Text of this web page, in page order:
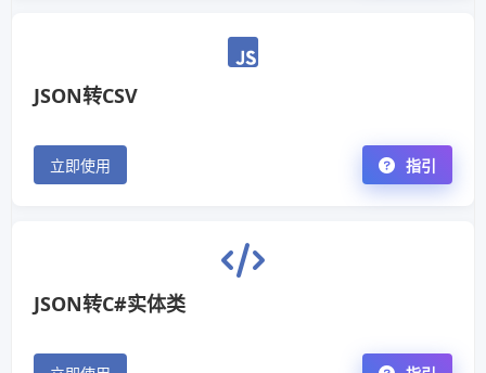
JSON转CSV
立即使用 指引
JSON转C#实体类